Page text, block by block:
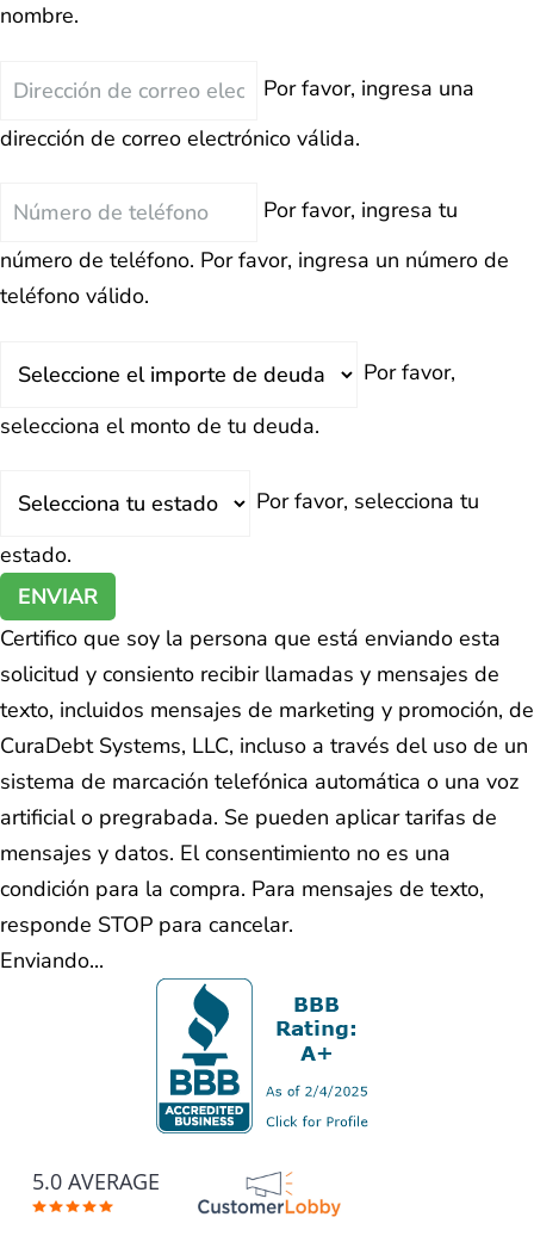
nombre.
Correo
Por favor, ingresa una
dirección de correo electrónico válida.
Teléfono
Por favor, ingresa tu
número de teléfono. Por favor, ingresa un número de
teléfono válido.
Por favor,
selecciona el monto de tu deuda.
Por favor, selecciona tu
estado.
ENVIAR
Certifico que soy la persona que está enviando esta
solicitud y consiento recibir llamadas y mensajes de
texto, incluidos mensajes de marketing y promoción, de
CuraDebt Systems, LLC, incluso a través del uso de un
sistema de marcación telefónica automática o una voz
artificial o pregrabada. Se pueden aplicar tarifas de
mensajes y datos. El consentimiento no es una
condición para la compra. Para mensajes de texto,
responde STOP para cancelar.
Enviando...
5.0 AVERAGE